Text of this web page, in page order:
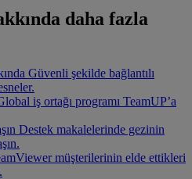
daha fazla
Güvenli şekilde bağlantılı
iş ortağı programı TeamUP’a
Destek makalelerinde gezinin
müşterilerinin elde ettikleri